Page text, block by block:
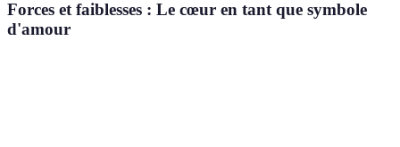
Forces et faiblesses : Le cœur en tant que symbole
d'amour